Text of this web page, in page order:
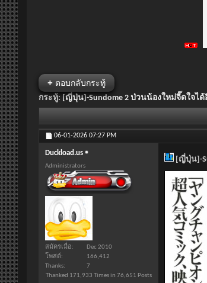
+ ตอบกลับกระทู้
กระทู้: [ญี่ปุ่น]-Sundome 2 ป่วนน้องใหม่จี๊ดใจได้อี
06-01-2026 07:27 PM
Duckload.us
Administrators
สมัครเมื่อ
Dec 2010
โพสต์
166,412
Thanks
7
Thanked 171,933 Times in 76,651 Posts
[ญี่ปุ่น]-